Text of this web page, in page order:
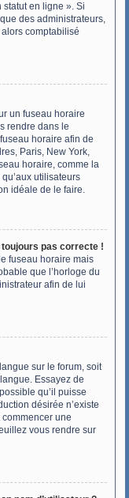
statut en ligne ». Si
des administrateurs,
comptabilisé
un fuseau horaire
rendre dans le
horaire afin de
Paris, New York,
horaire, comme la
utilisateurs
idéale de le faire.
toujours pas correcte !
fuseau horaire mais
que l’horloge du
afin de lui
sur le forum, soit
Essayez de
qu’il puisse
désirée n’existe
une
vous rendre sur